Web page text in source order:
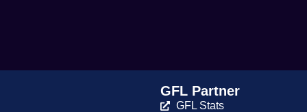
GFL Partner
GFL Stats